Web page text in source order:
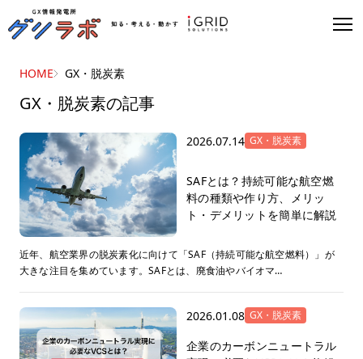
HOME GX・脱炭素
GX・脱炭素の記事
2026.07.14 GX・脱炭素
SAFとは？持続可能な航空燃
料の種類や作り方、メリッ
ト・デメリットを簡単に解説
近年、航空業界の脱炭素化に向けて「SAF（持続可能な航空燃料）」が
大きな注目を集めています。SAFとは、廃食油やバイオマ…
2026.01.08 GX・脱炭素
企業のカーボンニュートラル